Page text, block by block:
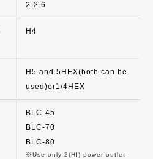
2-2.6
H4
H5 and 5HEX(both can be
used)or1/4HEX
BLC-45
BLC-70
BLC-80
Use only 2(HI) power outlet